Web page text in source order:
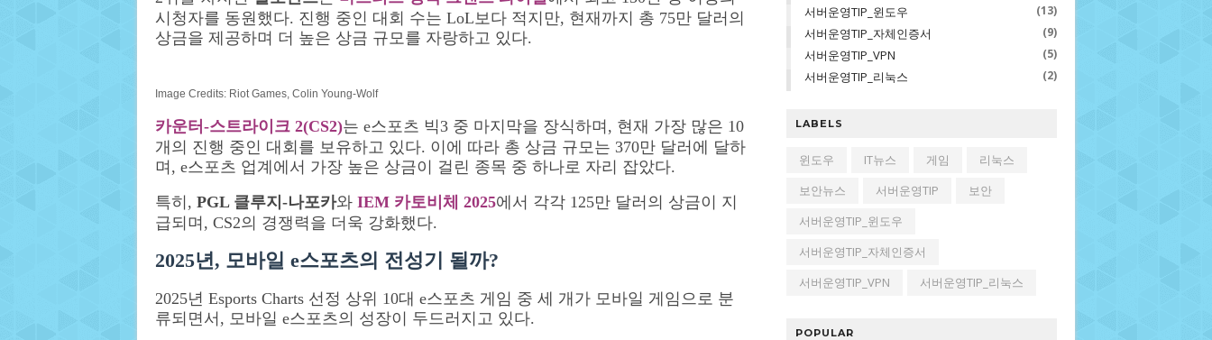
시청자를 동원했다. 진행 중인 대회 수는 LoL보다 적지만, 현재까지 총 75만 달러의
상금을 제공하며 더 높은 상금 규모를 자랑하고 있다.
Image Credits: Riot Games, Colin Young-Wolf
카운터-스트라이크 2(CS2)는 e스포츠 빅3 중 마지막을 장식하며, 현재 가장 많은 10
개의 진행 중인 대회를 보유하고 있다. 이에 따라 총 상금 규모는 370만 달러에 달하
며, e스포츠 업계에서 가장 높은 상금이 걸린 종목 중 하나로 자리 잡았다.
특히, PGL 클루지-나포카와 IEM 카토비체 2025에서 각각 125만 달러의 상금이 지
급되며, CS2의 경쟁력을 더욱 강화했다.
2025년, 모바일 e스포츠의 전성기 될까?
2025년 Esports Charts 선정 상위 10대 e스포츠 게임 중 세 개가 모바일 게임으로 분
류되면서, 모바일 e스포츠의 성장이 두드러지고 있다.
서버운영TIP_윈도우 (13)
서버운영TIP_자체인증서 (9)
서버운영TIP_VPN (5)
서버운영TIP_리눅스 (2)
LABELS
윈도우 IT뉴스 게임
리눅스
보안뉴스
서버운영TIP
보안
서버운영TIP_윈도우
서버운영TIP_자체인증서
서버운영TIP_VPN
서버운영TIP_리눅스
POPULAR